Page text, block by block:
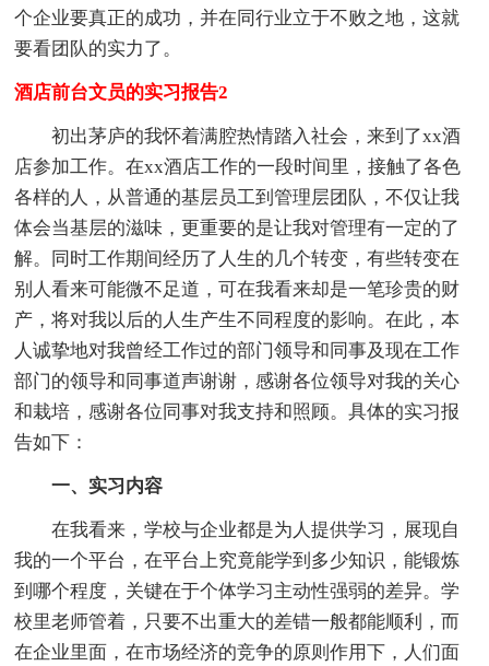
个企业要真正的成功，并在同行业立于不败之地，这就
要看团队的实力了。
酒店前台文员的实习报告2
初出茅庐的我怀着满腔热情踏入社会，来到了xx酒
店参加工作。在xx酒店工作的一段时间里，接触了各色
各样的人，从普通的基层员工到管理层团队，不仅让我
体会当基层的滋味，更重要的是让我对管理有一定的了
解。同时工作期间经历了人生的几个转变，有些转变在
别人看来可能微不足道，可在我看来却是一笔珍贵的财
产，将对我以后的人生产生不同程度的影响。在此，本
人诚挚地对我曾经工作过的部门领导和同事及现在工作
部门的领导和同事道声谢谢，感谢各位领导对我的关心
和栽培，感谢各位同事对我支持和照顾。具体的实习报
告如下：
一、实习内容
在我看来，学校与企业都是为人提供学习，展现自
我的一个平台，在平台上究竟能学到多少知识，能锻炼
到哪个程度，关键在于个体学习主动性强弱的差异。学
校里老师管着，只要不出重大的差错一般都能顺利，而
在企业里面，在市场经济的竞争的原则作用下，人们面